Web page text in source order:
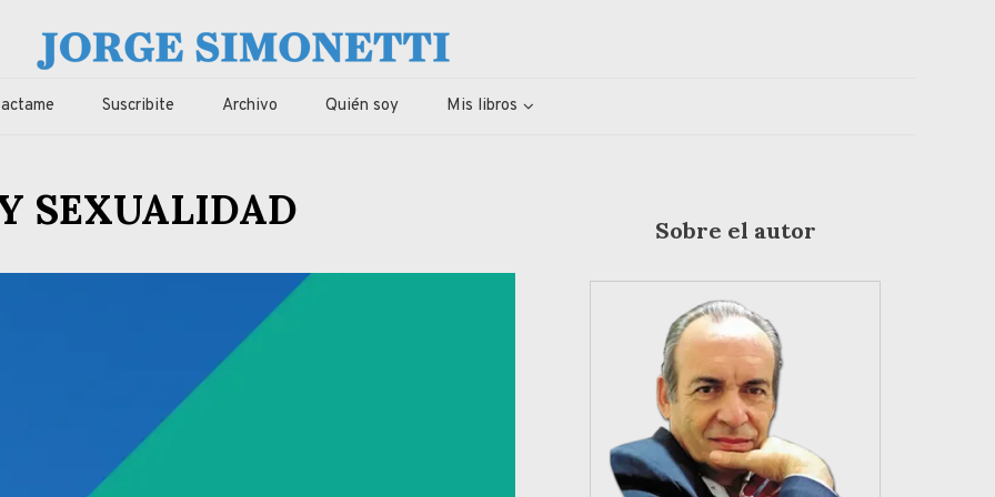
economia de Corrientes, Argentina y el Mundo
Suscribite Archivo Quién soy Mis libros
SEXUALIDAD Sobre el autor